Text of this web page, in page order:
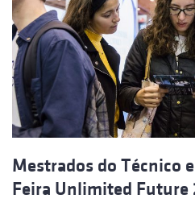
Mestrados do Técnico
Feira Unlimited Future